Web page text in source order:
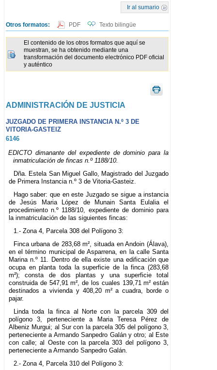
Ir al sumario
Otros formatos: PDF Texto bilingüe
El contenido de los otros formatos que aquí se
muestran, se ha obtenido mediante una
transformación del documento electrónico PDF oficial
y auténtico
ADMINISTRACIÓN DE JUSTICIA
JUZGADO DE PRIMERA INSTANCIA N.º 3 DE
VITORIA-GASTEIZ
6146
EDICTO dimanante del expediente de dominio para la
inmatriculación de fincas n.º 1188/10.
Dña. Estela San Miguel Gallo, Magistrado del Juzgado
de Primera Instancia n.º 3 de Vitoria-Gasteiz.
Hago saber: que en este Juzgado se sigue a instancia
de Jesús Maria López de Munain Santa Eulalia el
procedimiento n.º 1188/10, expediente de dominio para
la inmatriculación de las siguientes fincas:
1.- Zona 4, Parcela 308 del Polígono 3:
Finca urbana de 283,68 m², situada en Andoin (Álava),
en el término municipal de Asparrena, en la calle Santa
Marina n.º 11. Dentro de ella existe una edificación que
ocupa en planta toda la superficie de la finca (283,68
m²); consta de dos plantas y una superficie total
construida de 547,91 m², de los cuales 139,71 m² están
destinados a vivienda y 408,20 m² a cuadra, borde o
pajar.
Linda toda la finca al Norte con la parcela 309 del
polígono 3, perteneciente a Maria Teresa Pérez de
Albeniz Murgui; al Sur con la parcela 305 del polígono 3,
perteneciente a Armando Sanpedro Galán y otro; al Este
con calle; al Oeste con la parcela 303 del polígono 3,
perteneciente a Armando Sanpedro Galán.
2.- Zona 4, Parcela 310 del Polígono 3: